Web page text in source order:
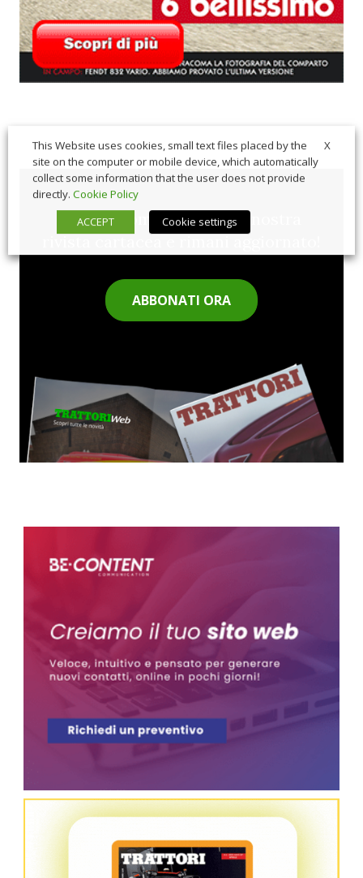
Sfoglia comodamente la nostra
rivista cartacea e rimani aggiornato!
ABBONATI ORA
X
This Website uses cookies, small text files placed by the
site on the computer or mobile device, which automatically
collect some information that the user does not provide
directly. Cookie Policy
ACCEPT
Cookie settings